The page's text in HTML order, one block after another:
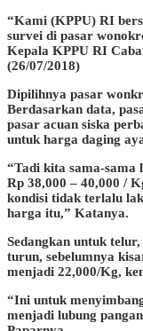
“Kami (KPPU) RI
survei di pasar
Kepala KPPU RI
(26/07/2018)
Dipilihnya pasar
Berdasarkan data,
pasar acuan siska
untuk harga daging
“Tadi kita sama-sama
Rp 38,000 – 40,000 /
kondisi tidak terlalu
harga itu,” Katanya.
Sedangkan untuk
turun, sebelumnya
menjadi 22,000/Kg,
“Ini untuk
menjadi lubung